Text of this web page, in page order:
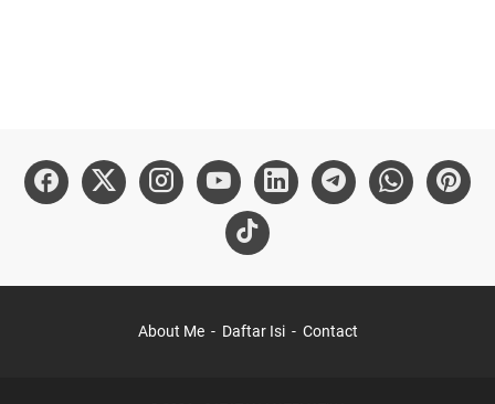
About Me Daftar Isi Contact